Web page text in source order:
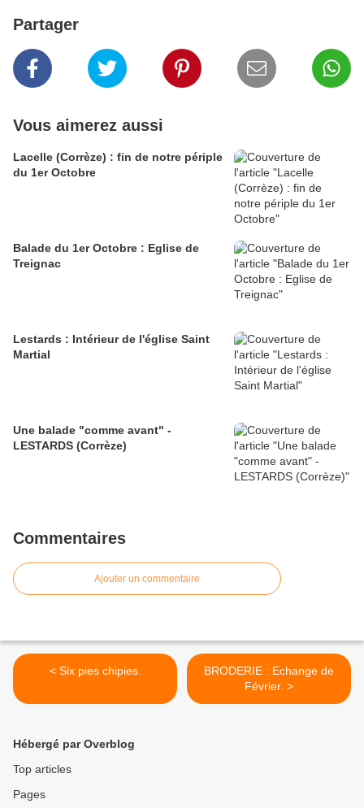
Partager
Vous aimerez aussi
Lacelle (Corrèze) : fin de notre périple
du 1er Octobre
Balade du 1er Octobre : Eglise de
Treignac
Lestards : Intérieur de l'église Saint
Martial
Une balade "comme avant" -
LESTARDS (Corrèze)
Commentaires
Ajouter un commentaire
< Six pies chipies.
BRODERIE : Echange de
Février. >
Hébergé par Overblog
Top articles
Pages